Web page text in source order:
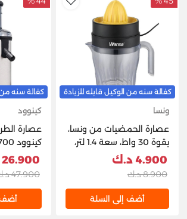
AddToWishlist
كفالة سنه من الوكيل قابله للزيادة
ونسا
عصارة الحمضيات من ونسا،
بقوة 30 واط، سعة 1.4 لتر،
4.900 د.ك
8.900 د.ك
أضف إلى السلة
كفالة سنه من
كينوود
عصارة
26.900 د.ك
47.900 د.ك
أضف